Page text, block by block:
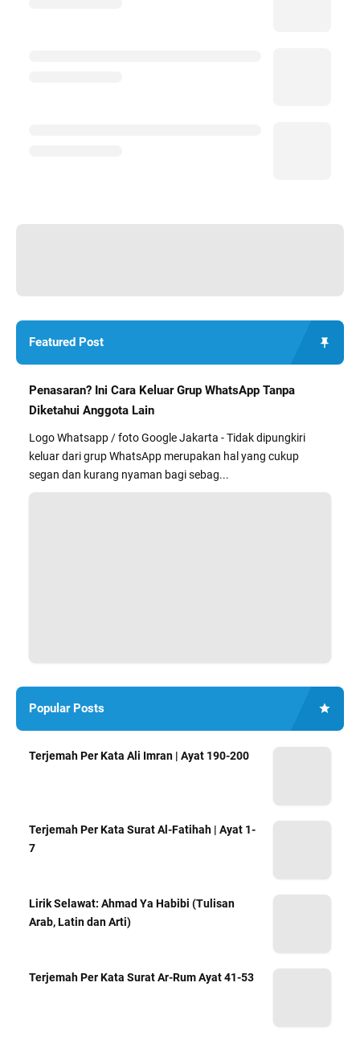
Featured Post
Penasaran? Ini Cara Keluar Grup WhatsApp Tanpa
Diketahui Anggota Lain
Logo Whatsapp / foto Google Jakarta - Tidak dipungkiri
keluar dari grup WhatsApp merupakan hal yang cukup
segan dan kurang nyaman bagi sebag...
Popular Posts
Terjemah Per Kata Ali Imran | Ayat 190-200
Terjemah Per Kata Surat Al-Fatihah | Ayat 1-
7
Lirik Selawat: Ahmad Ya Habibi (Tulisan
Arab, Latin dan Arti)
Terjemah Per Kata Surat Ar-Rum Ayat 41-53